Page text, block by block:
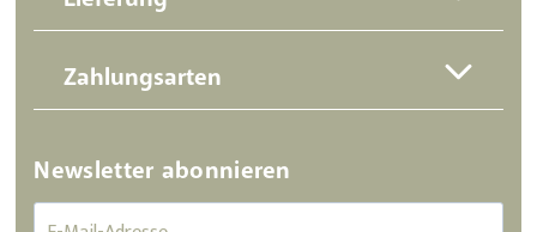
Zahlungsarten
Newsletter abonnieren